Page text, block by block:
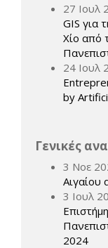
27 Ιουλ
GIS για
Χίο από
24 Ιουλ
by
Γενικές
3 Νοε
Αιγαίου
3 Ιουλ
2024